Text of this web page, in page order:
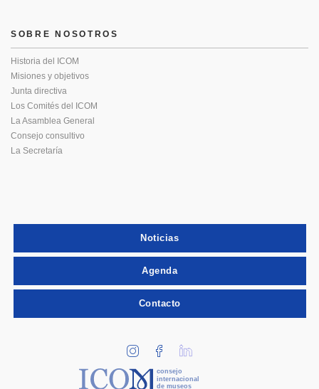
SOBRE NOSOTROS
Historia del ICOM
Misiones y objetivos
Junta directiva
Los Comités del ICOM
La Asamblea General
Consejo consultivo
La Secretaría
Noticias
Agenda
Contacto
consejo
internacional
de museos